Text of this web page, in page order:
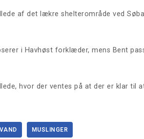
af det lækre shelterområde ved
i Havhøst forklæder, mens Bent
hvor der ventes på at der er klar til
MUSLINGER